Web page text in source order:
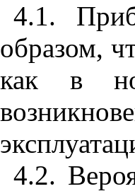
4.1.
образом,
как в
4.2.